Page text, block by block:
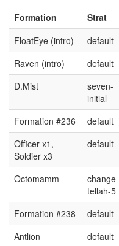
Formation Strat
FloatEye (intro)
default
Raven (intro)
default
D.Mist
seven-
initial
Formation #236 default
Officer x1,
Soldier x3
default
Octomamm
change-
tellah-5
Formation #238 default
Antlion
default